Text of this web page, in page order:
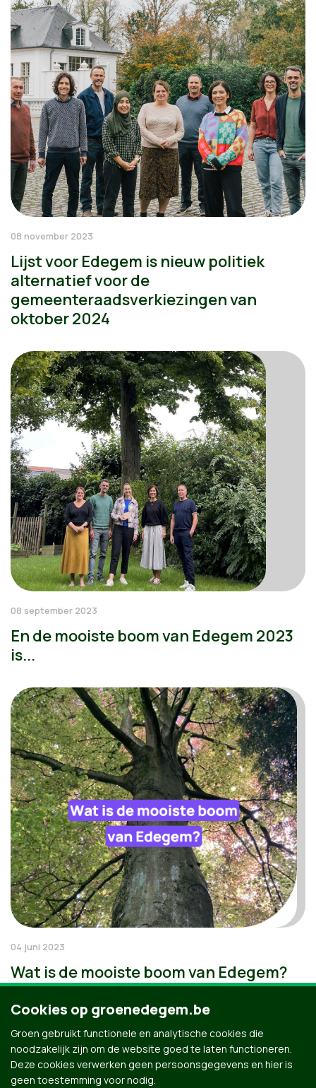
08 november 2023
Lijst voor Edegem is nieuw politiek
alternatief voor de
gemeenteraadsverkiezingen van
oktober 2024
08 september 2023
En de mooiste boom van Edegem 2023
is...
04 juni 2023
Wat is de mooiste boom van Edegem?
Cookies op groenedegem.be
Groen gebruikt functionele en analytische cookies die
noodzakelijk zijn om de website goed te laten functioneren.
Deze cookies verwerken geen persoonsgegevens en hier is
geen toestemming voor nodig.